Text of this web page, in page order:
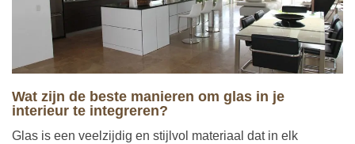
Wat zijn de beste manieren om glas in je
interieur te integreren?
Glas is een veelzijdig en stijlvol materiaal dat in elk